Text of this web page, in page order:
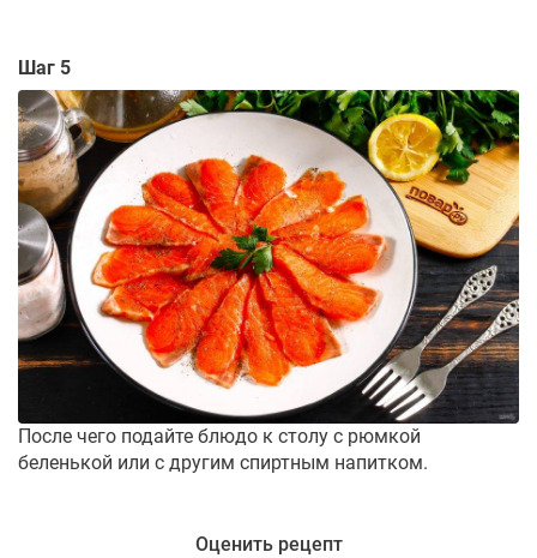
Шаг 5
После чего подайте блюдо к столу с рюмкой
беленькой или с другим спиртным напитком.
Оценить рецепт